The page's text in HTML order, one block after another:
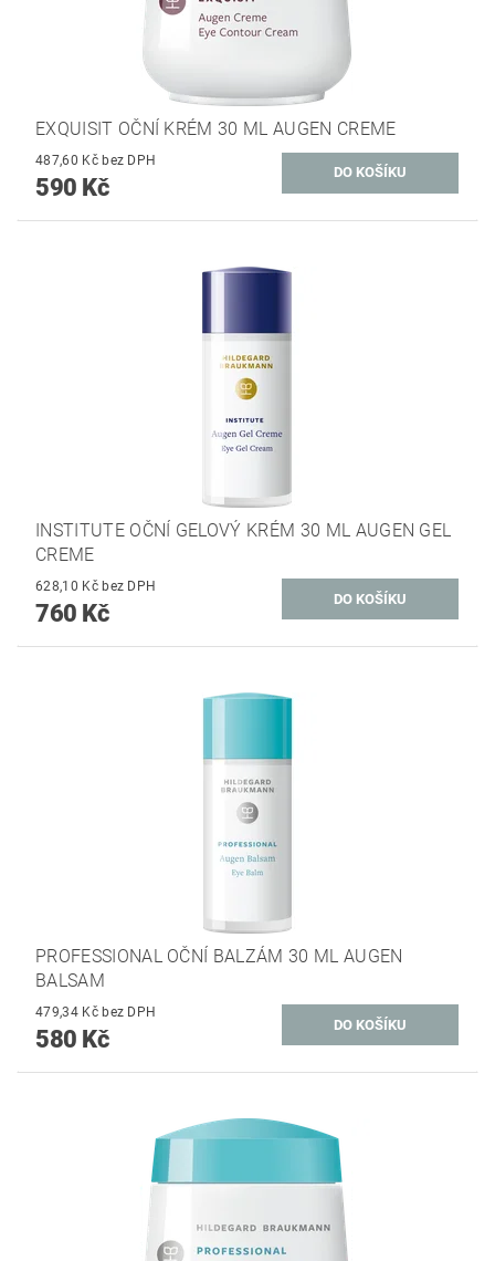
EXQUISIT OČNÍ KRÉM 30 ML AUGEN CREME
487,60 Kč bez DPH
590 Kč
INSTITUTE OČNÍ GELOVÝ KRÉM 30 ML AUGEN GEL
CREME
628,10 Kč bez DPH
760 Kč
PROFESSIONAL OČNÍ BALZÁM 30 ML AUGEN
BALSAM
479,34 Kč bez DPH
580 Kč